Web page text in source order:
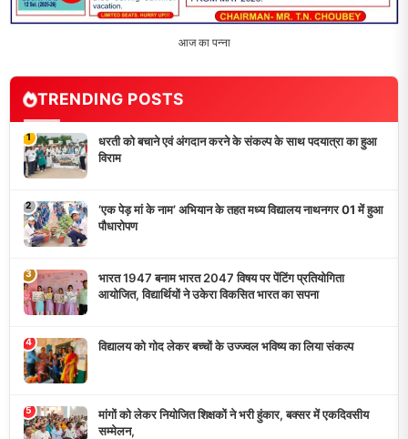
आज का पन्ना
TRENDING POSTS
1
धरती को बचाने एवं अंगदान करने के संकल्प के साथ पदयात्रा का हुआ
विराम
2
‘एक पेड़ मां के नाम’ अभियान के तहत मध्य विद्यालय नाथनगर 01 में हुआ
पौधारोपण
3
भारत 1947 बनाम भारत 2047 विषय पर पेंटिंग प्रतियोगिता
आयोजित, विद्यार्थियों ने उकेरा विकसित भारत का सपना
4 विद्यालय को गोद लेकर बच्चों के उज्ज्वल भविष्य का लिया संकल्प
5
मांगों को लेकर नियोजित शिक्षकों ने भरी हुंकार, बक्सर में एकदिवसीय
सम्मेलन,